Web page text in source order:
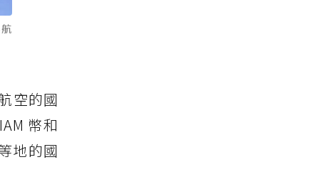
空的國
幣和
地的國